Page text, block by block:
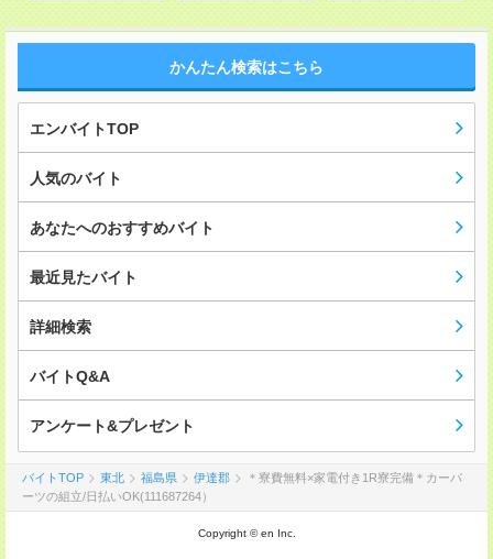
かんたん検索はこちら
エンバイトTOP
人気のバイト
あなたへのおすすめバイト
最近見たバイト
詳細検索
バイトQ&A
アンケート&プレゼント
バイトTOP 東北 福島県 伊達郡
＊寮費無料×家電付き1R寮完備＊カーパ
ーツの組立/日払いOK(111687264）
Copyright © en Inc.